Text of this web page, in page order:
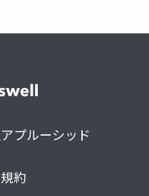
プルーシッド
約